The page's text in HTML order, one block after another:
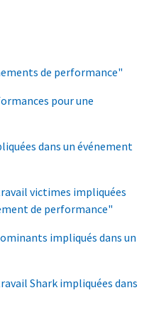
de performance"
pour une
dans un événement
victimes impliquées
de performance"
impliqués dans un
Shark impliquées dans